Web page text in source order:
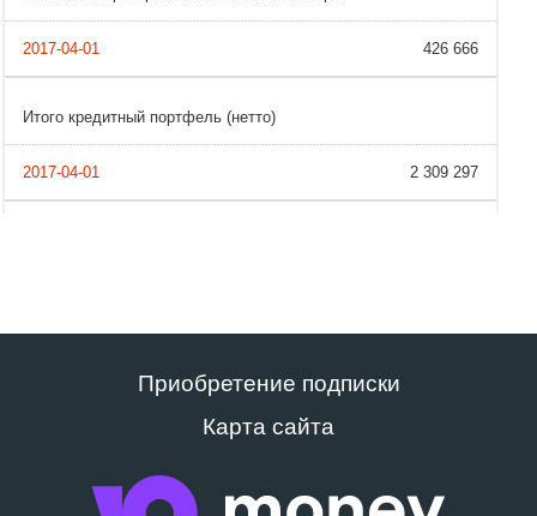
426 666
Итого кредитный портфель (нетто)
2 309 297
Приобретение подписки
Карта сайта